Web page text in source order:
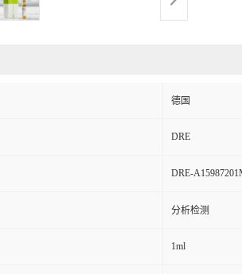
德国
DRE
DRE-
分析检测
1ml